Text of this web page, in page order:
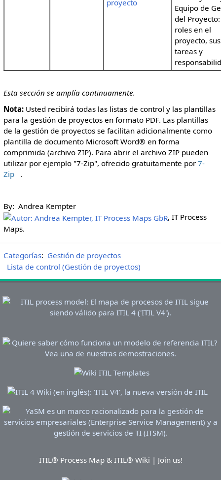
proyecto
Equipo de
del
roles en el
proyecto, sus
tareas y
Esta sección se amplía continuamente.
Nota:Usted recibirá todas las listas de control y las plantillas
para la gestión de proyectos en formato PDF. Las plantillas
de la gestión de proyectos se facilitan adicionalmente como
plantilla de documento Microsoft Word® en forma
comprimida (archivo ZIP). Para abrir el archivo ZIP pueden
utilizar por ejemplo "7-Zip", ofrecido gratuitamente por 7-
Zip
.
By: Andrea Kempter
, IT Process
Maps.
Categorías: Gestión de proyectos
Lista de control (Gestión de proyectos)
ITIL® Process Map & ITIL® Wiki | Join us!